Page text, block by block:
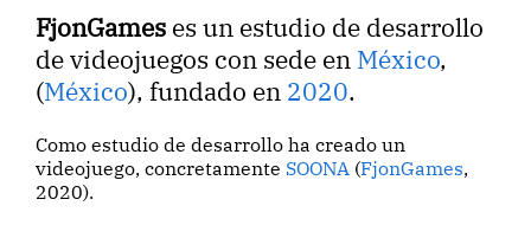
FjonGames es un estudio de desarrollo
de videojuegos con sede en México,
(México), fundado en 2020.
Como estudio de desarrollo ha creado un
videojuego, concretamente SOONA (FjonGames,
2020).